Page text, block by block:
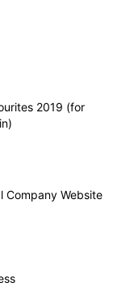
2019 (for
Company Website